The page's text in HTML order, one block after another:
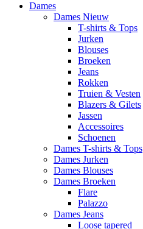
Dames
Dames Nieuw
T-shirts & Tops
Jurken
Blouses
Broeken
Jeans
Rokken
Truien & Vesten
Blazers & Gilets
Jassen
Accessoires
Schoenen
Dames T-shirts & Tops
Dames Jurken
Dames Blouses
Dames Broeken
Flare
Palazzo
Dames Jeans
Loose tapered